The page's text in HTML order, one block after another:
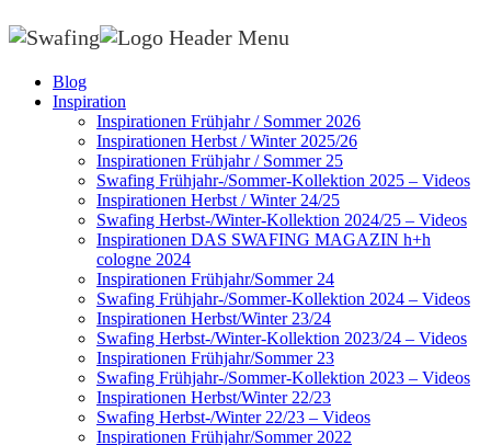
Blog
Inspiration
Inspirationen Frühjahr / Sommer 2026
Inspirationen Herbst / Winter 2025/26
Inspirationen Frühjahr / Sommer 25
Swafing Frühjahr-/Sommer-Kollektion 2025 – Videos
Inspirationen Herbst / Winter 24/25
Swafing Herbst-/Winter-Kollektion 2024/25 – Videos
Inspirationen DAS SWAFING MAGAZIN h+h
cologne 2024
Inspirationen Frühjahr/Sommer 24
Swafing Frühjahr-/Sommer-Kollektion 2024 – Videos
Inspirationen Herbst/Winter 23/24
Swafing Herbst-/Winter-Kollektion 2023/24 – Videos
Inspirationen Frühjahr/Sommer 23
Swafing Frühjahr-/Sommer-Kollektion 2023 – Videos
Inspirationen Herbst/Winter 22/23
Swafing Herbst-/Winter 22/23 – Videos
Inspirationen Frühjahr/Sommer 2022